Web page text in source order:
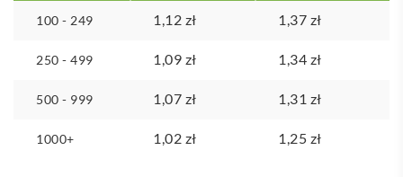
100 - 249 1,12 zł 1,37 zł
250 - 499 1,09 zł 1,34 zł
500 - 999 1,07 zł 1,31 zł
1000+ 1,02 zł 1,25 zł